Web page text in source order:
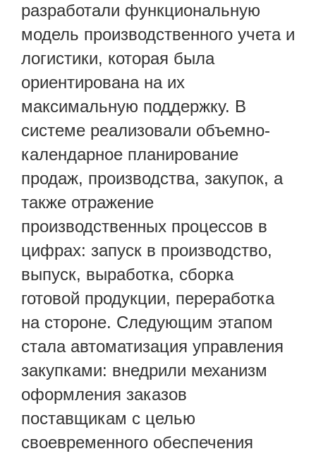
разработали функциональную
модель производственного учета и
логистики, которая была
ориентирована на их
максимальную поддержку. В
системе реализовали объемно-
календарное планирование
продаж, производства, закупок, а
также отражение
производственных процессов в
цифрах: запуск в производство,
выпуск, выработка, сборка
готовой продукции, переработка
на стороне. Следующим этапом
стала автоматизация управления
закупками: внедрили механизм
оформления заказов
поставщикам с целью
своевременного обеспечения